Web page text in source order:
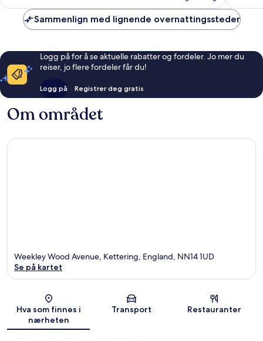
Sammenlign med lignende overnattingssteder
Logg på for å se aktuelle rabatter og fordeler. Jo mer du
reiser, jo flere fordeler får du!
Logg på Registrer deg gratis
Om området
Kart
Weekley Wood Avenue, Kettering, England, NN14 1UD
Se på kartet
Hva som finnes i
nærheten
Transport Restauranter